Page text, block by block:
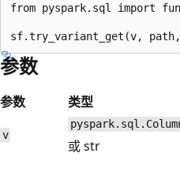
from pyspark.sql import
参数
参数 类型
v
或 str